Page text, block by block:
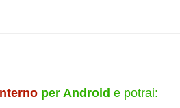
per Android e potrai: